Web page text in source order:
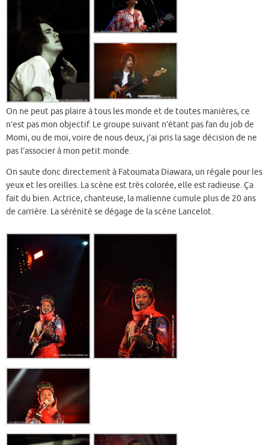
On ne peut pas plaire à tous les monde et de toutes manières, ce
n’est pas mon objectif. Le groupe suivant n’étant pas fan du job de
Momi, ou de moi, voire de nous deux, j’ai pris la sage décision de ne
pas l’associer à mon petit monde.
On saute donc directement à Fatoumata Diawara, un régale pour les
yeux et les oreilles. La scène est très colorée, elle est radieuse. Ça
fait du bien. Actrice, chanteuse, la malienne cumule plus de 20 ans
de carrière. La sérénité se dégage de la scène Lancelot.